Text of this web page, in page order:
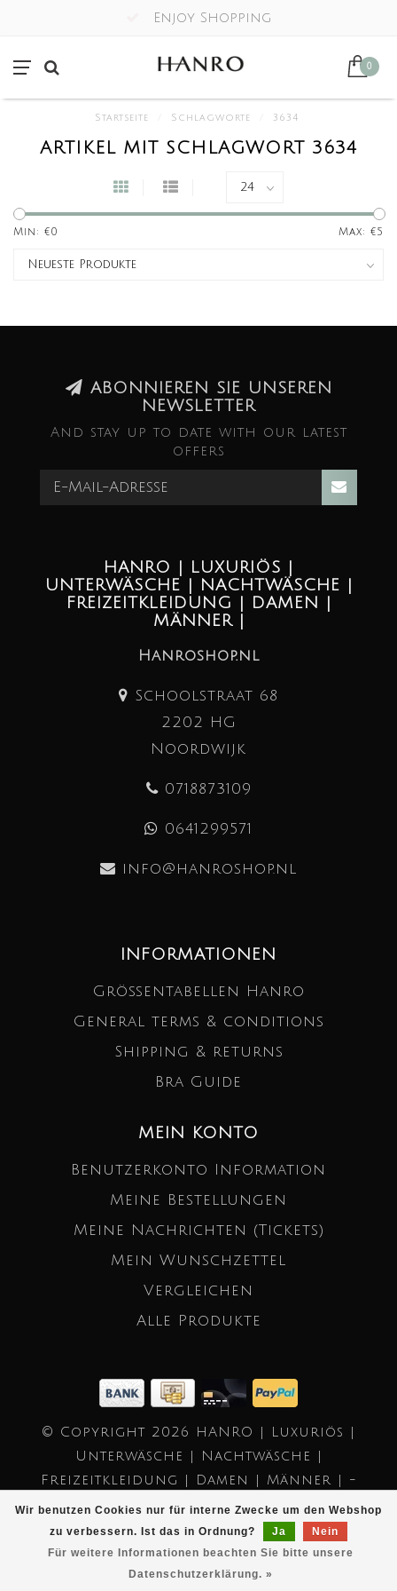
Enjoy Shopping
0
Startseite Schlagworte 3634
ARTIKEL MIT SCHLAGWORT 3634
Min: €0 Max: €5
Wir benutzen Cookies nur für interne Zwecke um den Webshop
zu verbessern. Ist das in Ordnung?
Ja
Nein
Für weitere Informationen beachten Sie bitte unsere
Datenschutzerklärung. »
ABONNIEREN SIE UNSEREN
NEWSLETTER
And stay up to date with our latest
offers
HANRO | LUXURIÖS |
UNTERWÄSCHE | NACHTWÄSCHE |
FREIZEITKLEIDUNG | DAMEN |
MÄNNER |
Hanroshop.nl
Schoolstraat 68
2202 HG
Noordwijk
0718873109
0641299571
info@hanroshop.nl
INFORMATIONEN
Größentabellen Hanro
General terms & conditions
Shipping & returns
Bra Guide
MEIN KONTO
Benutzerkonto Information
Meine Bestellungen
Meine Nachrichten (Tickets)
Mein Wunschzettel
Vergleichen
Alle Produkte
© Copyright 2026 HANRO | Luxuriös |
Unterwäsche | Nachtwäsche |
Freizeitkleidung | Damen | Männer | -
Powered by
Lightspeed
- Theme by
Dyvelopment